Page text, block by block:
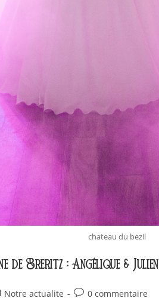
chateau du bezil
de Breritz : Angélique &
Notre actualite 0 commentaire